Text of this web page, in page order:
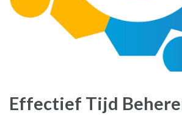
Effectief Tijd